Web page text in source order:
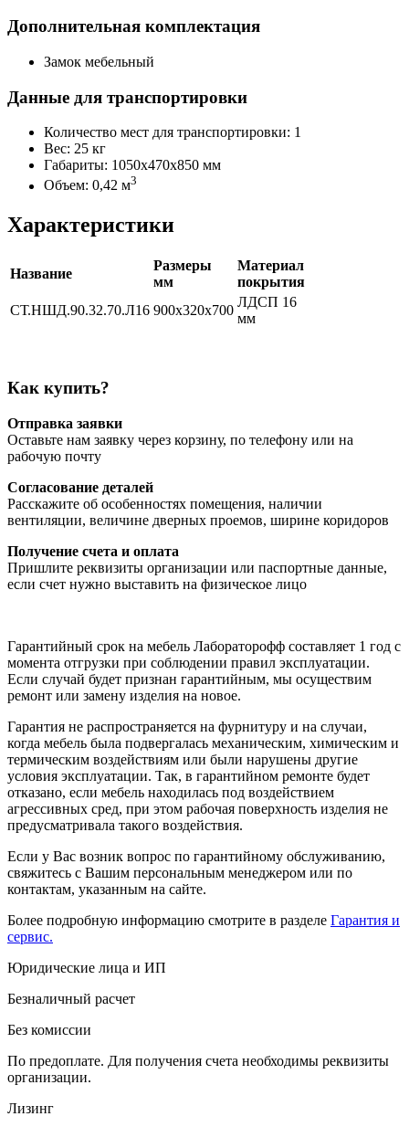
Дополнительная комплектация
Замок мебельный
Данные для транспортировки
Количество мест для транспортировки: 1
Вес: 25 кг
Габариты: 1050х470х850 мм
Объем: 0,42 м3
Характеристики
Название
Размеры
мм
Материал
покрытия
СТ.НШД.90.32.70.Л16 900х320х700
ЛДСП 16
мм
Как купить?
Отправка заявки
Оставьте нам заявку через корзину, по телефону или на
рабочую почту
Согласование деталей
Расскажите об особенностях помещения, наличии
вентиляции, величине дверных проемов, ширине коридоров
Получение счета и оплата
Пришлите реквизиты организации или паспортные данные,
если счет нужно выставить на физическое лицо
Гарантийный срок на мебель Лабораторофф составляет 1 год с
момента отгрузки при соблюдении правил эксплуатации.
Если случай будет признан гарантийным, мы осуществим
ремонт или замену изделия на новое.
Гарантия не распространяется на фурнитуру и на случаи,
когда мебель была подвергалась механическим, химическим и
термическим воздействиям или были нарушены другие
условия эксплуатации. Так, в гарантийном ремонте будет
отказано, если мебель находилась под воздействием
агрессивных сред, при этом рабочая поверхность изделия не
предусматривала такого воздействия.
Если у Вас возник вопрос по гарантийному обслуживанию,
свяжитесь с Вашим персональным менеджером или по
контактам, указанным на сайте.
Более подробную информацию смотрите в разделе Гарантия и
сервис.
Юридические лица и ИП
Безналичный расчет
Без комиссии
По предоплате. Для получения счета необходимы реквизиты
организации.
Лизинг